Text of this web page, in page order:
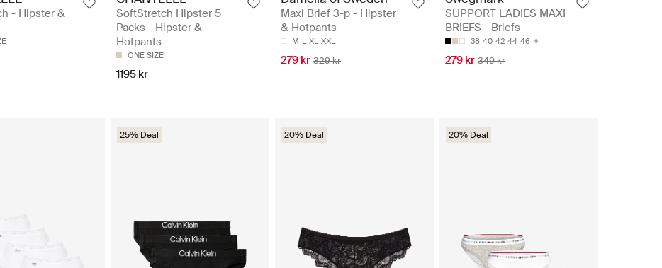
- Hipster &
SoftStretch Hipster 5
Packs - Hipster &
Hotpants
ONE SIZE
1195 kr
Maxi Brief 3-p - Hipster
& Hotpants
M L XL XXL
279 kr 329 kr
SUPPORT LADIES MAXI
BRIEFS - Briefs
38 40 42 44 46
279 kr 349 kr
25% Deal 20% Deal 20% Deal